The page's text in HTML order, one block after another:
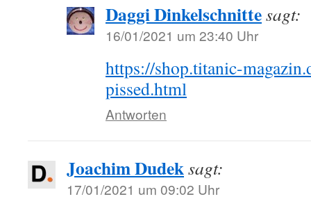
Daggi Dinkelschnittesagt:
16/01/2021 um 23:40 Uhr
https://shop.titanic-
pissed.html
Antworten
Joachim Dudeksagt:
17/01/2021 um 09:02 Uhr